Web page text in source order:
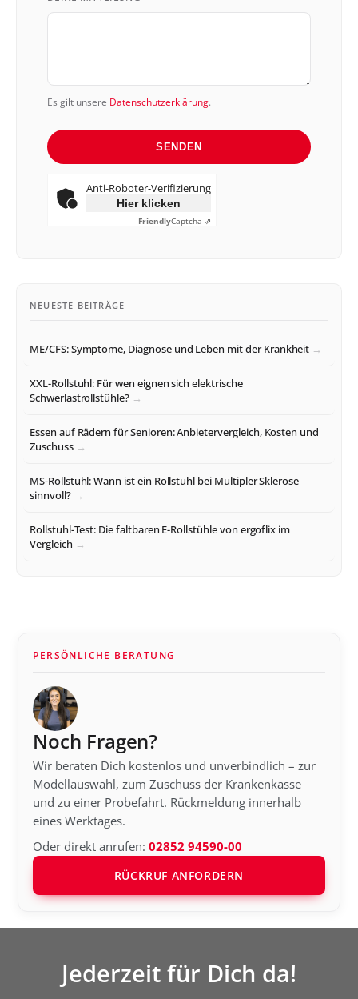
Es gilt unsere Datenschutzerklärung.
SENDEN
Anti-Roboter-Verifizierung
Hier klicken
FriendlyCaptcha ⇗
NEUESTE BEITRÄGE
ME/CFS: Symptome, Diagnose und Leben mit der Krankheit
XXL-Rollstuhl: Für wen eignen sich elektrische
Schwerlastrollstühle?
Essen auf Rädern für Senioren: Anbietervergleich, Kosten und
Zuschuss
MS-Rollstuhl: Wann ist ein Rollstuhl bei Multipler Sklerose
sinnvoll?
Rollstuhl-Test: Die faltbaren E-Rollstühle von ergoflix im
Vergleich
PERSÖNLICHE BERATUNG
Noch Fragen?
Wir beraten Dich kostenlos und unverbindlich – zur
Modellauswahl, zum Zuschuss der Krankenkasse
und zu einer Probefahrt. Rückmeldung innerhalb
eines Werktages.
Oder direkt anrufen:02852 94590-00
RÜCKRUF ANFORDERN
Jederzeit für Dich da!